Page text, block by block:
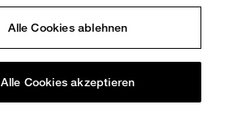
Alle Cookies ablehnen
Alle Cookies akzeptieren